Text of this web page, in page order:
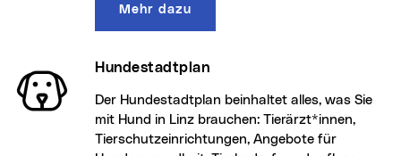
Mehr dazu
Podcast Stadtcafé Linz
Verwaltung wird hörbar. Unser Podcast liefert
persönliche Einblicke in den Magistrat Linz,
inspirierende Menschen, Geschichten, Tipps